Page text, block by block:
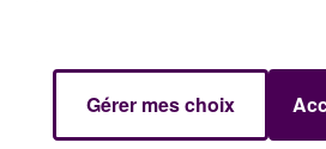
Gérer mes choix